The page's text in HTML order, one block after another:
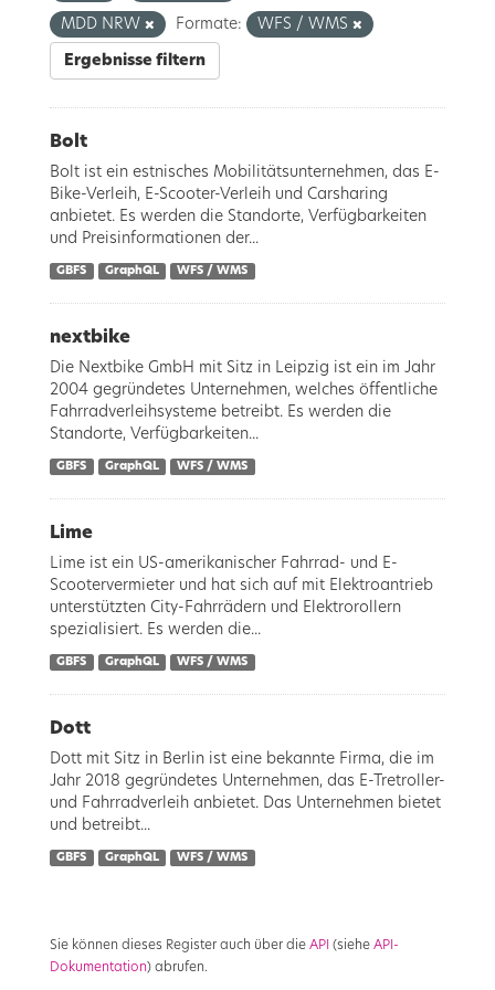
MDD NRW Formate: WFS / WMS
Ergebnisse filtern
Bolt
Bolt ist ein estnisches Mobilitätsunternehmen, das E-
Bike-Verleih, E-Scooter-Verleih und Carsharing
anbietet. Es werden die Standorte, Verfügbarkeiten
und Preisinformationen der...
GBFS GraphQL WFS / WMS
nextbike
Die Nextbike GmbH mit Sitz in Leipzig ist ein im Jahr
2004 gegründetes Unternehmen, welches öffentliche
Fahrradverleihsysteme betreibt. Es werden die
Standorte, Verfügbarkeiten...
GBFS GraphQL WFS / WMS
Lime
Lime ist ein US-amerikanischer Fahrrad- und E-
Scootervermieter und hat sich auf mit Elektroantrieb
unterstützten City-Fahrrädern und Elektrorollern
spezialisiert. Es werden die...
GBFS GraphQL WFS / WMS
Dott
Dott mit Sitz in Berlin ist eine bekannte Firma, die im
Jahr 2018 gegründetes Unternehmen, das E-Tretroller-
und Fahrradverleih anbietet. Das Unternehmen bietet
und betreibt...
GBFS GraphQL WFS / WMS
Sie können dieses Register auch über die API (siehe API-
Dokumentation) abrufen.